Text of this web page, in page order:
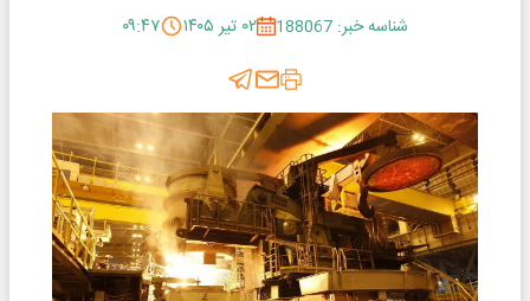
شناسه خبر: 188067
۰۲ تیر ۱۴۰۵ ۰۹:۴۷